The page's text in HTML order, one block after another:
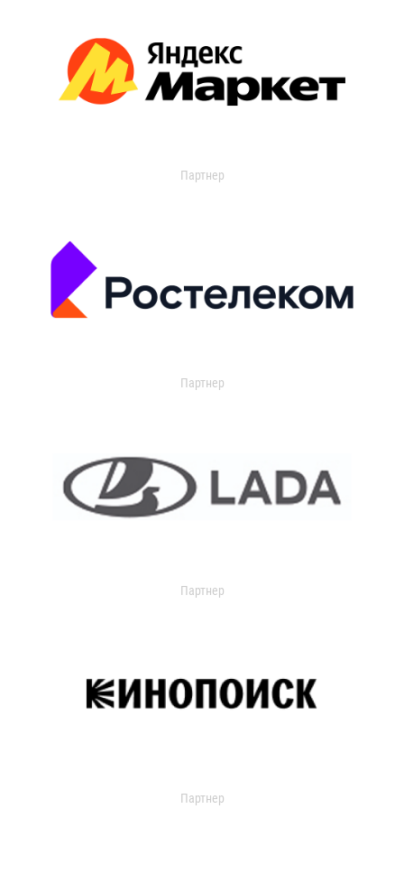
Партнер
Партнер
Партнер
Партнер